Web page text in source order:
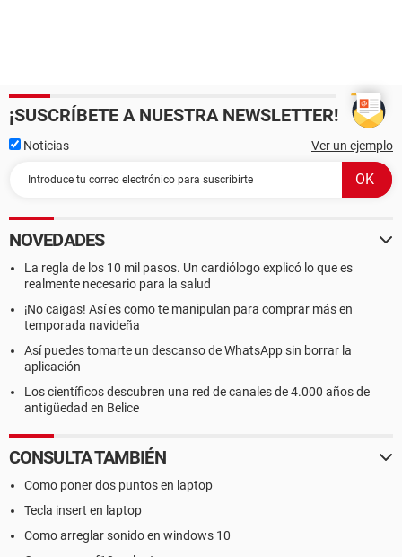
¡SUSCRÍBETE A NUESTRA NEWSLETTER!
Noticias Ver un ejemplo
NOVEDADES
La regla de los 10 mil pasos. Un cardiólogo explicó lo que es
realmente necesario para la salud
¡No caigas! Así es como te manipulan para comprar más en
temporada navideña
Así puedes tomarte un descanso de WhatsApp sin borrar la
aplicación
Los científicos descubren una red de canales de 4.000 años de
antigüedad en Belice
CONSULTA TAMBIÉN
Como poner dos puntos en laptop
Tecla insert en laptop
Como arreglar sonido en windows 10